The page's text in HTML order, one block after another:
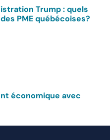
Trump : quels
PME québécoises?
économique avec